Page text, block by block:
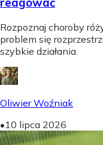
Rozpoznaj choroby
problem się
szybkie działania.
Oliwier Woźniak
•10 lipca 2026